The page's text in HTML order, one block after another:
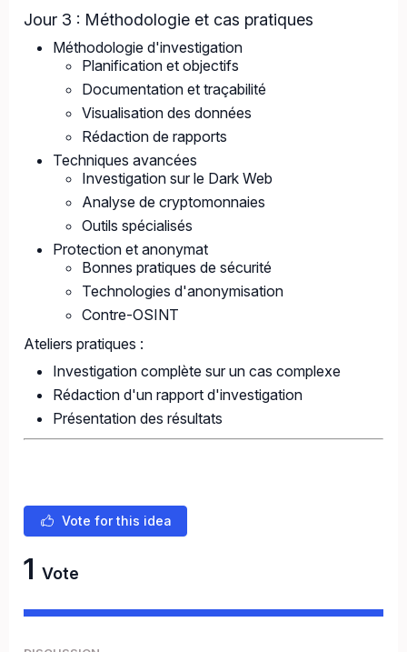
Jour 3 : Méthodologie et cas pratiques
Méthodologie d'investigation
Planification et objectifs
Documentation et traçabilité
Visualisation des données
Rédaction de rapports
Techniques avancées
Investigation sur le Dark Web
Analyse de cryptomonnaies
Outils spécialisés
Protection et anonymat
Bonnes pratiques de sécurité
Technologies d'anonymisation
Contre-OSINT
Ateliers pratiques :
Investigation complète sur un cas complexe
Rédaction d'un rapport d'investigation
Présentation des résultats
Vote for this idea
1 Vote